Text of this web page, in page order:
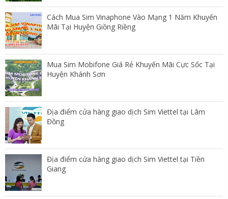
Cách Mua Sim Vinaphone Vào Mạng 1 Năm Khuyến
Mãi Tại Huyện Giồng Riềng
Mua Sim Mobifone Giá Rẻ Khuyến Mãi Cực Sốc Tại
Huyện Khánh Sơn
Địa điểm cửa hàng giao dịch Sim Viettel tại Lâm
Đồng
Địa điểm cửa hàng giao dịch Sim Viettel tại Tiền
Giang